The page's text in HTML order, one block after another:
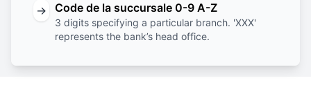
→ Code de la succursale 0-9 A-Z
3 digits specifying a particular branch. 'XXX'
represents the bank’s head office.